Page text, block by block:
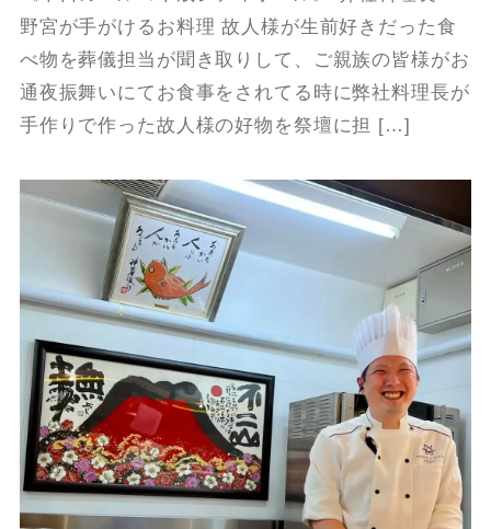
野宮が手がけるお料理 故人様が生前好きだった食
べ物を葬儀担当が聞き取りして、ご親族の皆様がお
通夜振舞いにてお食事をされてる時に弊社料理長が
手作りで作った故人様の好物を祭壇に担 […]